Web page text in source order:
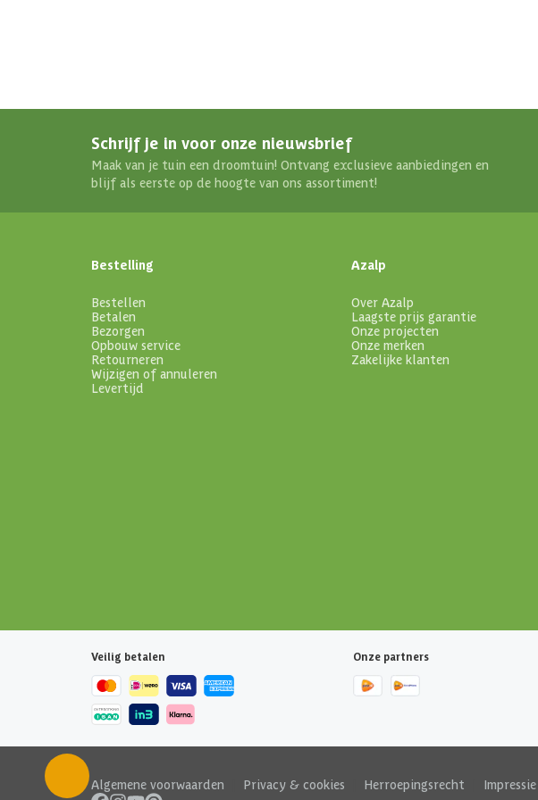
Schrijf je in voor onze nieuwsbrief
Maak van je tuin een droomtuin! Ontvang exclusieve aanbiedingen en
blijf als eerste op de hoogte van ons assortiment!
Bestelling
Bestellen
Betalen
Bezorgen
Opbouw service
Retourneren
Wijzigen of annuleren
Levertijd
Azalp
Over Azalp
Laagste prijs garantie
Onze projecten
Onze merken
Zakelijke klanten
Veilig betalen Onze partners
Algemene voorwaarden Privacy & cookies Herroepingsrecht Impressie